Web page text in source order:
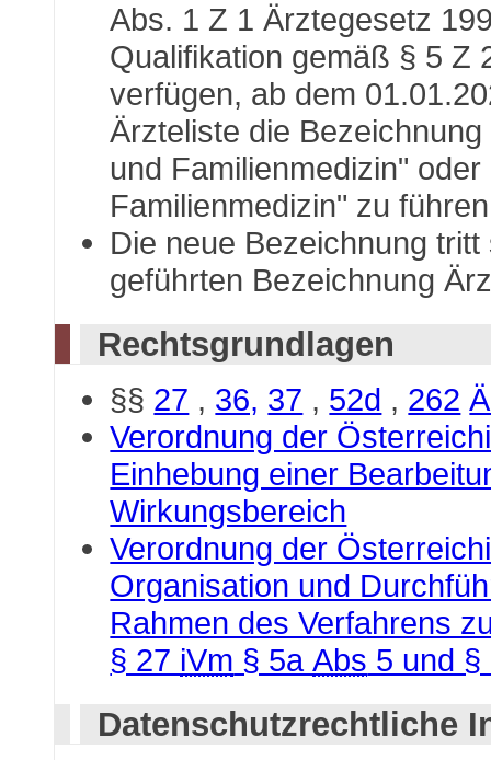
Abs. 1 Z 1 Ärztegesetz
Qualifikation gemäß § 5 Z
verfügen, ab dem
Ärzteliste die
und Familienmedizin"
Familienmedizin" zu
Die neue Bezeichnung
geführten Bezeichnung
Rechtsgrundlagen
§§ 27 , 36, 37 , 52d , 262
Verordnung der
Einhebung einer
Wirkungsbereich
Verordnung der
Organisation und
Rahmen des Verfahrens
§ 27 iVm § 5aAbs 5 und
Datenschutzrechtliche